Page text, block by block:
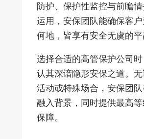
防护、保护性监控与前瞻
运用，安保团队能确保客
何地，皆享有安全无虞的平
选择合适的高管保护公司
认其深谙隐形安保之道。
活动或特殊场合，安保团
融入背景，同时提供最高
保障。